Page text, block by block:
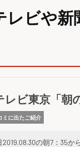
レビや
レビ東京「朝
ミに出たご紹介
2019.08.30の朝7：35